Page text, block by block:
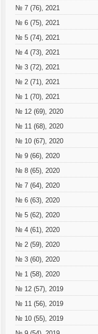
№ 7 (76), 2021
№ 6 (75), 2021
№ 5 (74), 2021
№ 4 (73), 2021
№ 3 (72), 2021
№ 2 (71), 2021
№ 1 (70), 2021
№ 12 (69), 2020
№ 11 (68), 2020
№ 10 (67), 2020
№ 9 (66), 2020
№ 8 (65), 2020
№ 7 (64), 2020
№ 6 (63), 2020
№ 5 (62), 2020
№ 4 (61), 2020
№ 2 (59), 2020
№ 3 (60), 2020
№ 1 (58), 2020
№ 12 (57), 2019
№ 11 (56), 2019
№ 10 (55), 2019